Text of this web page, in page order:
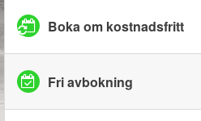
Boka om kostnadsfritt
Fri avbokning